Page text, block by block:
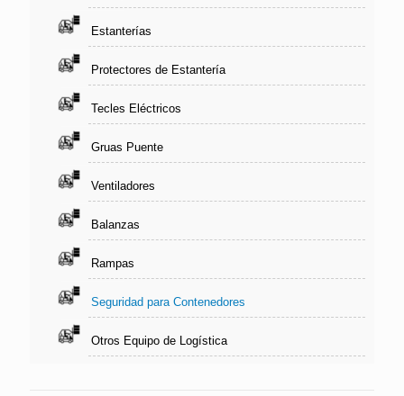
Estanterías
Protectores de Estantería
Tecles Eléctricos
Gruas Puente
Ventiladores
Balanzas
Rampas
Seguridad para Contenedores
Otros Equipo de Logística